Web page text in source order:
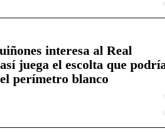
interesa al Real
juega el escolta que
perímetro blanco